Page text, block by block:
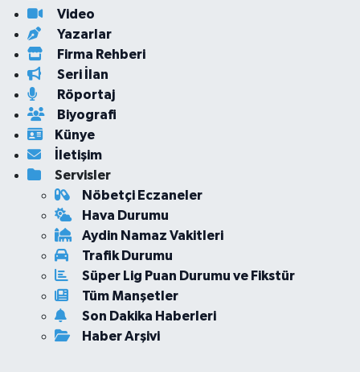
Video
Yazarlar
Firma Rehberi
Seri İlan
Röportaj
Biyografi
Künye
İletişim
Servisler
Nöbetçi Eczaneler
Hava Durumu
Aydin Namaz Vakitleri
Trafik Durumu
Süper Lig Puan Durumu ve Fikstür
Tüm Manşetler
Son Dakika Haberleri
Haber Arşivi